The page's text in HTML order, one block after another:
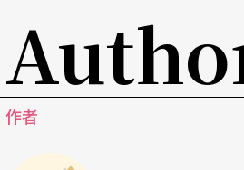
作品和生命故事轉化為〈籠子
主題片段，並集結了資深舞者
等跨界藝術家，以舞蹈
作者